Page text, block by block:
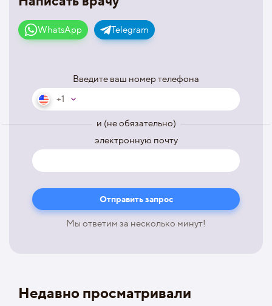
WhatsApp Telegram
Введите ваш номер телефона
+1
и (не обязательно)
электронную почту
Мы ответим за несколько минут!
Недавно просматривали